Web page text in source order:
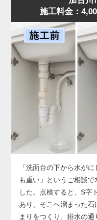
店舗では油の使用量が
なることがあります。状
を連続作業で行い、油
常化し、「明朗会計で
た。桝のあふれは営業
があれば早めに水道の達
施工料金：
「洗面台の下から水が
も重い」というご相談
した。点検すると、S字
あり、そこへ溜まった
まりをつくり、排水の通